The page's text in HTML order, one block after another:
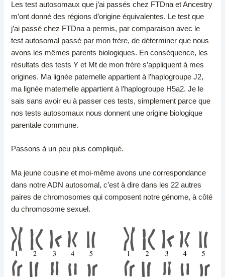
Les test autosomaux que j’ai passés chez FTDna et Ancestry
m’ont donné des régions d’origine équivalentes. Le test que
j’ai passé chez FTDna a permis, par comparaison avec le
test autosomal passé par mon frère, de déterminer que nous
avons les mêmes parents biologiques. En conséquence, les
résultats des tests Y et Mt de mon frère s’appliquent à mes
origines. Ma lignée paternelle appartient à l’haplogroupe J2,
ma lignée maternelle appartient à l’haplogroupe H5a2. Je le
sais sans avoir eu à passer ces tests, simplement parce que
nos tests autosomaux nous donnent une origine biologique
parentale commune.
Passons à un peu plus compliqué.
Ma jeune cousine et moi-même avons une correspondance
dans notre ADN autosomal, c’est à dire dans les 22 autres
paires de chromosomes qui composent notre génome, à côté
du chromosome sexuel.